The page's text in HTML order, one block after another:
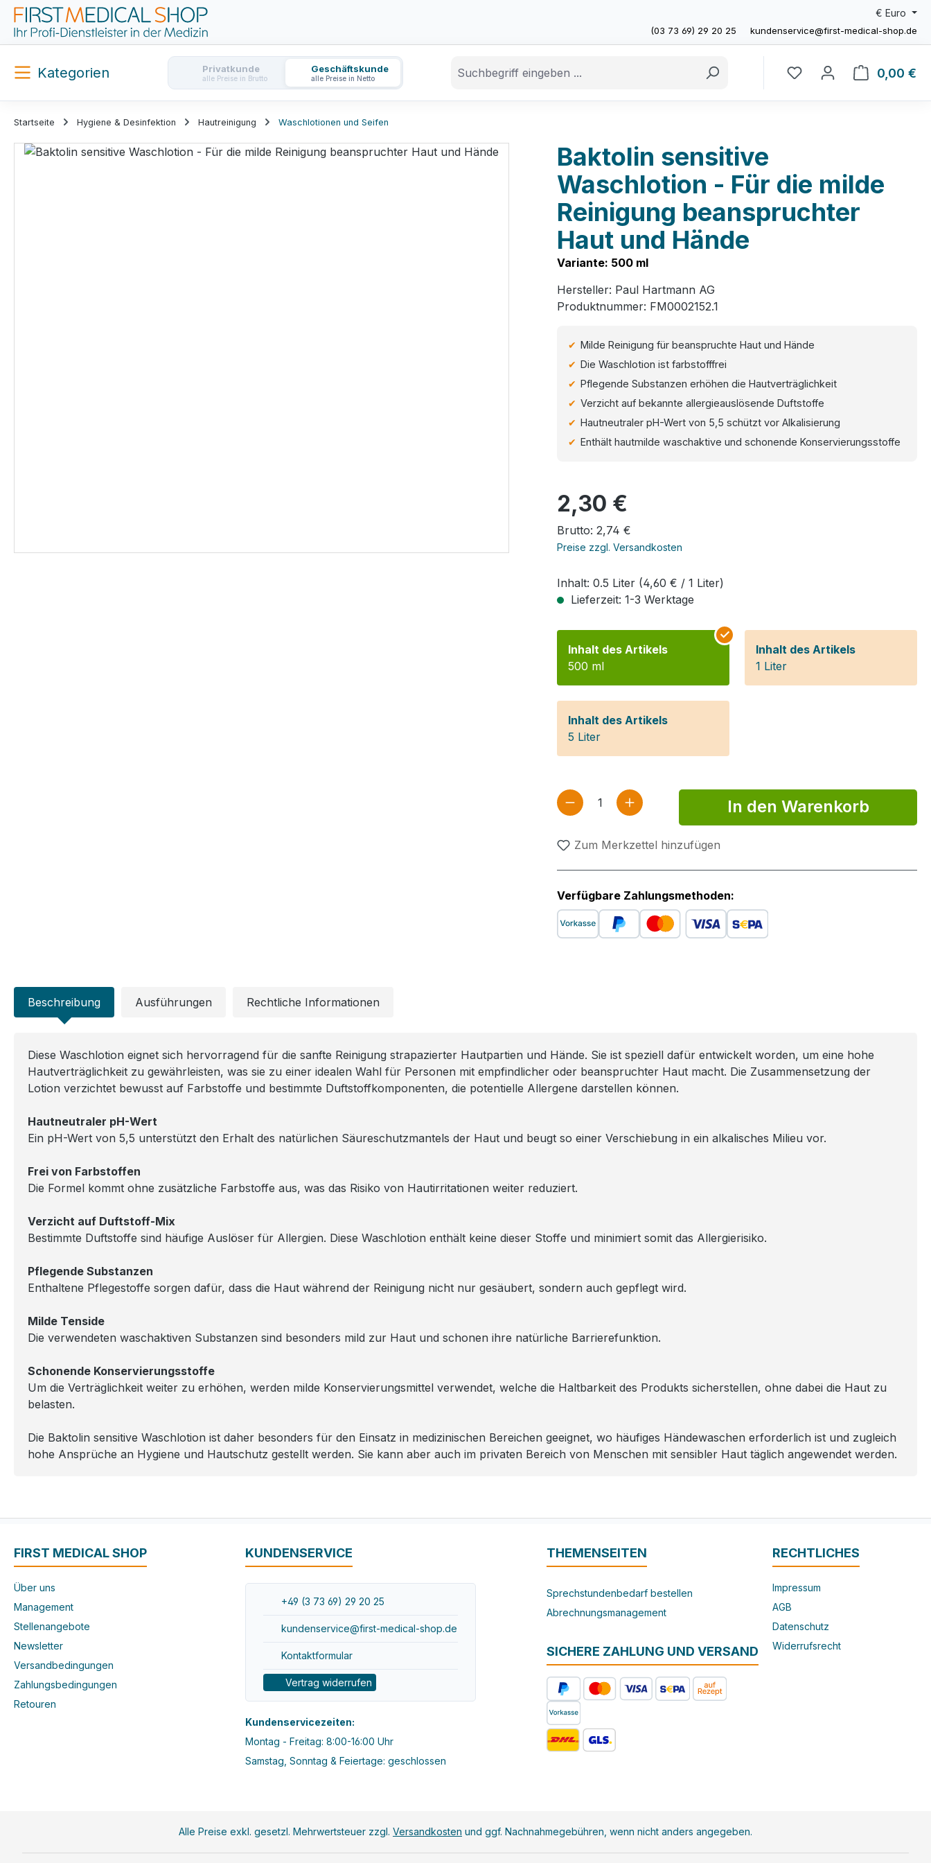
Hauptinhalt springen
Zur Suche springen
Zur Hauptnavigation springen
(03 73 69) 29 20 25 kundenservice@first-medical-shop.de
€ Euro
Kategorien Privatkunde
alle Preise in Brutto
Geschäftskunde
alle Preise in Netto 0,00 €
Startseite Hygiene & Desinfektion Hautreinigung Waschlotionen und Seifen
Bildergalerie überspringen
Baktolin sensitive
Waschlotion - Für die milde
Reinigung beanspruchter
Haut und Hände
Variante: 500 ml
Hersteller: Paul Hartmann AG
Produktnummer: FM0002152.1
Milde Reinigung für beanspruchte Haut und Hände
Die Waschlotion ist farbstofffrei
Pflegende Substanzen erhöhen die Hautverträglichkeit
Verzicht auf bekannte allergieauslösende Duftstoffe
Hautneutraler pH-Wert von 5,5 schützt vor Alkalisierung
Enthält hautmilde waschaktive und schonende Konservierungsstoffe
2,30 €
Brutto: 2,74 €
Preise zzgl. Versandkosten
Inhalt: 0.5 Liter (4,60 € / 1 Liter)
Lieferzeit: 1-3 Werktage
Inhalt des Artikels
500 ml
Inhalt des Artikels
1 Liter
Inhalt des Artikels
5 Liter
Produkt Anzahl: Gib den gewünschten Wert
In den Warenkorb
Zum Merkzettel hinzufügen
Verfügbare Zahlungsmethoden:
Beschreibung Ausführungen Rechtliche Informationen
Diese Waschlotion eignet sich hervorragend für die sanfte Reinigung strapazierter Hautpartien und Hände. Sie ist speziell dafür entwickelt worden, um eine hohe
Hautverträglichkeit zu gewährleisten, was sie zu einer idealen Wahl für Personen mit empfindlicher oder beanspruchter Haut macht. Die Zusammensetzung der
Lotion verzichtet bewusst auf Farbstoffe und bestimmte Duftstoffkomponenten, die potentielle Allergene darstellen können.
Hautneutraler pH-Wert
Ein pH-Wert von 5,5 unterstützt den Erhalt des natürlichen Säureschutzmantels der Haut und beugt so einer Verschiebung in ein alkalisches Milieu vor.
Frei von Farbstoffen
Die Formel kommt ohne zusätzliche Farbstoffe aus, was das Risiko von Hautirritationen weiter reduziert.
Verzicht auf Duftstoff-Mix
Bestimmte Duftstoffe sind häufige Auslöser für Allergien. Diese Waschlotion enthält keine dieser Stoffe und minimiert somit das Allergierisiko.
Pflegende Substanzen
Enthaltene Pflegestoffe sorgen dafür, dass die Haut während der Reinigung nicht nur gesäubert, sondern auch gepflegt wird.
Milde Tenside
Die verwendeten waschaktiven Substanzen sind besonders mild zur Haut und schonen ihre natürliche Barrierefunktion.
Schonende Konservierungsstoffe
Um die Verträglichkeit weiter zu erhöhen, werden milde Konservierungsmittel verwendet, welche die Haltbarkeit des Produkts sicherstellen, ohne dabei die Haut zu
belasten.
Die Baktolin sensitive Waschlotion ist daher besonders für den Einsatz in medizinischen Bereichen geeignet, wo häufiges Händewaschen erforderlich ist und zugleich
hohe Ansprüche an Hygiene und Hautschutz gestellt werden. Sie kann aber auch im privaten Bereich von Menschen mit sensibler Haut täglich angewendet werden.
FIRST MEDICAL SHOP
Über uns
Management
Stellenangebote
Newsletter
Versandbedingungen
Zahlungsbedingungen
Retouren
KUNDENSERVICE
+49 (3 73 69) 29 20 25
kundenservice@first-medical-shop.de
Kontaktformular
Vertrag widerrufen
Kundenservicezeiten:
Montag - Freitag: 8:00-16:00 Uhr
Samstag, Sonntag & Feiertage: geschlossen
THEMENSEITEN
Sprechstundenbedarf bestellen
Abrechnungsmanagement
SICHERE ZAHLUNG UND VERSAND
RECHTLICHES
Impressum
AGB
Datenschutz
Widerrufsrecht
Alle Preise exkl. gesetzl. Mehrwertsteuer zzgl. Versandkosten und ggf. Nachnahmegebühren, wenn nicht anders angegeben.